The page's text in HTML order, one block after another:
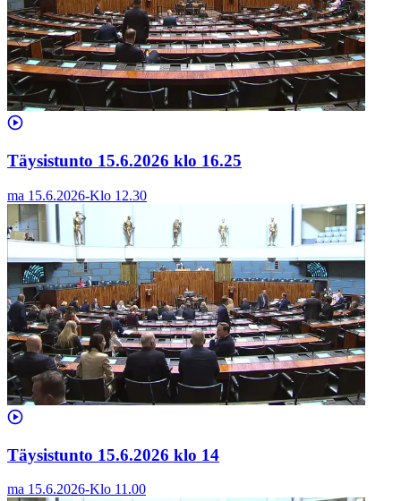
Täysistunto 15.6.2026 klo 16.25
ma 15.6.2026-Klo 12.30
Täysistunto 15.6.2026 klo 14
ma 15.6.2026-Klo 11.00